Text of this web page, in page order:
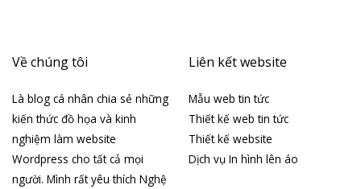
Về chúng tôi
Là blog cá nhân chia sẻ những
kiến thức đồ họa và kinh
nghiệm làm website
Wordpress cho tất cả mọi
người. Mình rất yêu thích Nghệ
Liên kết website
Mẫu web tin tức
Thiết kế web tin tức
Thiết kế website
Dịch vụ In hình lên áo